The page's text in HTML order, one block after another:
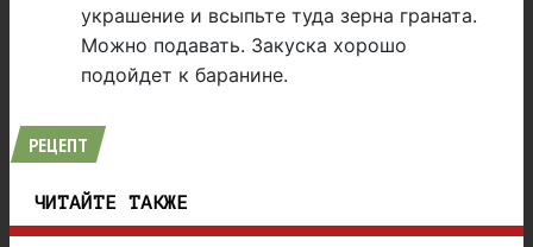
украшение и всыпьте туда зерна граната.
Можно подавать. Закуска хорошо
подойдет к баранине.
РЕЦЕПТ
ЧИТАЙТЕ ТАКЖЕ